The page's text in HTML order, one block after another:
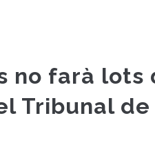
no farà lots
Tribunal de